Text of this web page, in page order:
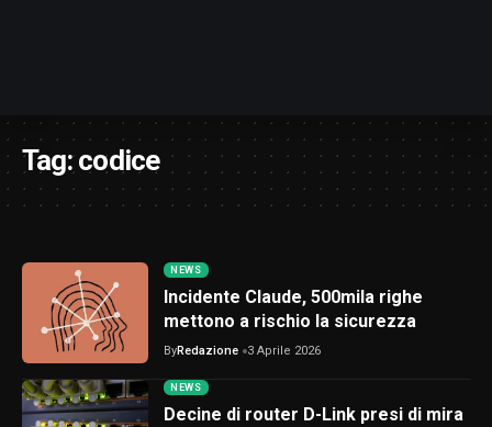
Tag:codice
NEWS
Incidente Claude, 500mila righe
mettono a rischio la sicurezza
ByRedazione 3 Aprile 2026
NEWS
Decine di router D-Link presi di mira